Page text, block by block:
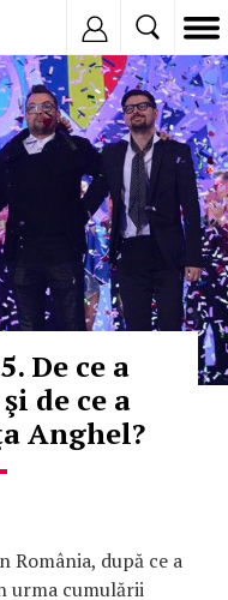
De ce a
de ce a
Anghel?
România, după ce a
urma cumulării